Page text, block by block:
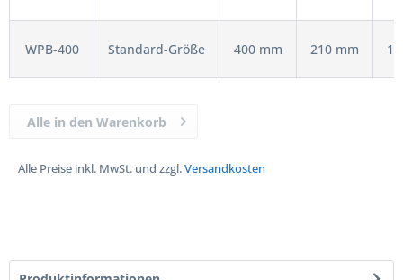
WPB-400 Standard-Größe 400 mm 210 mm
Alle Preise inkl. MwSt. und zzgl.Versandkosten
Alle in den Warenkorb